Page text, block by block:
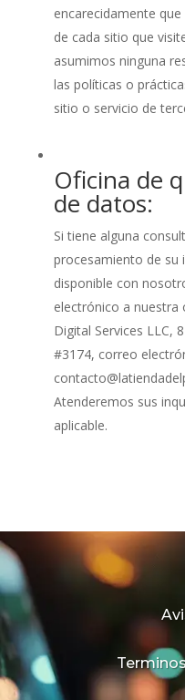
encarecidamente
de cada sitio que
asumimos ninguna
las políticas o
sitio o servicio de
Oficina de
de datos:
Si tiene alguna
procesamiento de su
disponible con
electrónico a nuestra
Digital Services LLC,
#3174, correo
Atenderemos sus
aplicable.